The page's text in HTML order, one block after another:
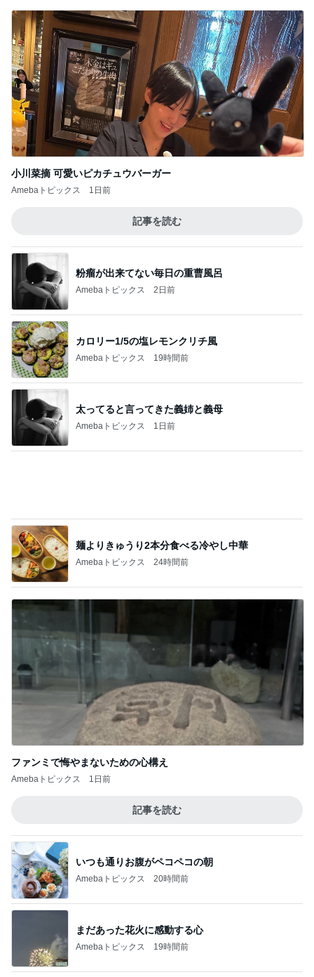
小川菜摘 可愛いピカチュウバーガー
Amebaトピックス 1日前
記事を読む
Amebaトピックス 2日前
カロリー1/5の塩レモンクリチ風
Amebaトピックス 19時間前
太ってると言ってきた義姉と義母
Amebaトピックス 1日前
ファンミで悔やまないための心構え
1日前
記事を読む
Amebaトピックス 20時間前
まだあった花火に感動する心
Amebaトピックス 19時間前
夏休みの思い出になるという呪文
Amebaトピックス 2日前